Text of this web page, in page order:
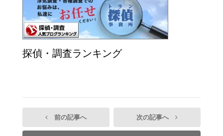
探偵・調査ランキング
前の記事へ 次の記事へ